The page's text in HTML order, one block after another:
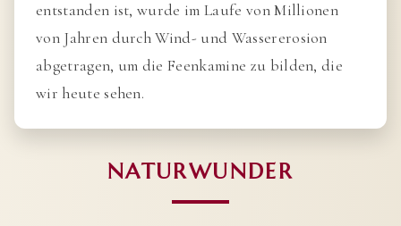
entstanden ist, wurde im Laufe von Millionen
von Jahren durch Wind- und Wassererosion
abgetragen, um die Feenkamine zu bilden, die
wir heute sehen.
NATURWUNDER